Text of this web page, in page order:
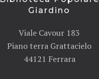
Giardino
Viale Cavour 183
Piano terra Grattacielo
44121 Ferrara